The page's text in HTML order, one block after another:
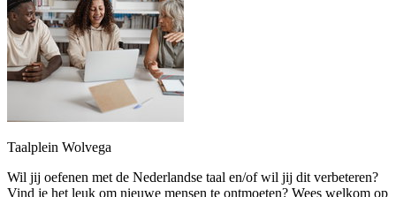
Taalplein Wolvega
Wil jij oefenen met de Nederlandse taal en/of wil jij dit verbeteren?
Vind je het leuk om nieuwe mensen te ontmoeten? Wees welkom op